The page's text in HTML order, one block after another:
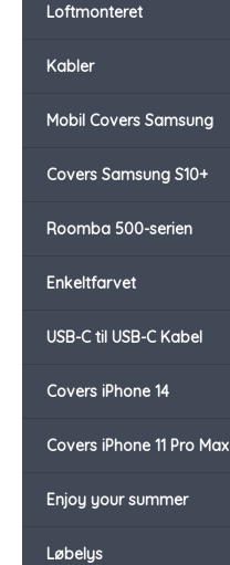
Loftmonteret
Kabler
Mobil Covers Samsung
Covers Samsung S10+
Roomba 500-serien
Enkeltfarvet
USB-C til USB-C Kabel
Covers iPhone 14
Covers iPhone 11 Pro Max
Enjoy your summer
Løbelys